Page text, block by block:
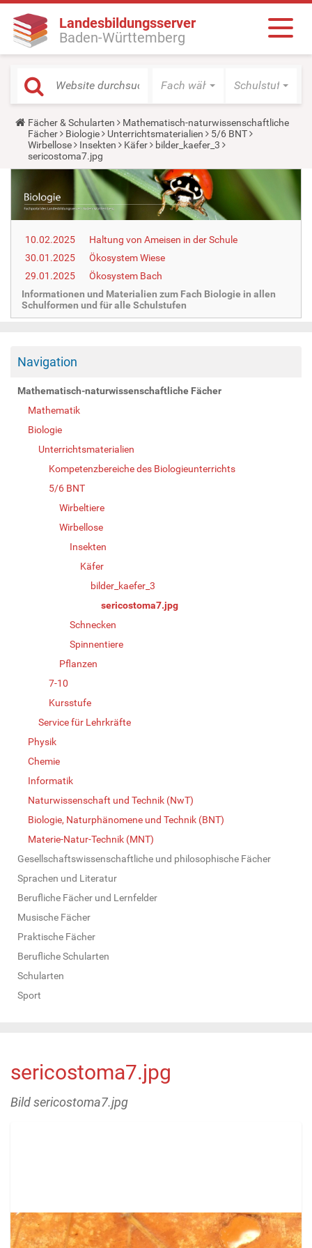
Landesbildungsserver
Baden-Württemberg
Fach wählen Schulstufe
Y
o
u
a
r
e
r
e
Fächer & Schularten
Mathematisch-naturwissenschaftliche
Fächer
Biologie Unterrichtsmaterialien
5/6 BNT
Wirbellose
Insekten Käfer
bilder_kaefer_3
sericostoma7.jpg
10.02.2025
Haltung von Ameisen in der Schule
30.01.2025
Ökosystem Wiese
29.01.2025
Ökosystem Bach
Informationen und Materialien zum Fach Biologie in allen
Schulformen und für alle Schulstufen
Navigation
Mathematisch-naturwissenschaftliche Fächer
Mathematik
Biologie
Unterrichtsmaterialien
Kompetenzbereiche des Biologieunterrichts
5/6 BNT
Wirbeltiere
Wirbellose
Insekten
Käfer
bilder_kaefer_3
sericostoma7.jpg
Schnecken
Spinnentiere
Pflanzen
7-10
Kursstufe
Service für Lehrkräfte
Physik
Chemie
Informatik
Naturwissenschaft und Technik (NwT)
Biologie, Naturphänomene und Technik (BNT)
Materie-Natur-Technik (MNT)
Gesellschaftswissenschaftliche und philosophische Fächer
Sprachen und Literatur
Berufliche Fächer und Lernfelder
Musische Fächer
Praktische Fächer
Berufliche Schularten
Schularten
Sport
sericostoma7.jpg
Bild sericostoma7.jpg